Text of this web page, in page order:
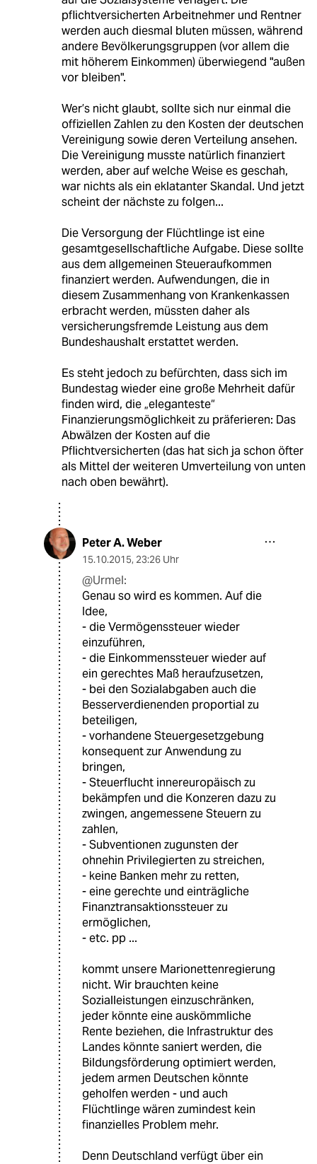
pflichtversicherten Arbeitnehmer und Rentner
werden auch diesmal bluten müssen, während
andere Bevölkerungsgruppen (vor allem die
mit höherem Einkommen) überwiegend "außen
vor bleiben".
Wer’s nicht glaubt, sollte sich nur einmal die
offiziellen Zahlen zu den Kosten der deutschen
Vereinigung sowie deren Verteilung ansehen.
Die Vereinigung musste natürlich finanziert
werden, aber auf welche Weise es geschah,
war nichts als ein eklatanter Skandal. Und jetzt
scheint der nächste zu folgen...
Die Versorgung der Flüchtlinge ist eine
gesamtgesellschaftliche Aufgabe. Diese sollte
aus dem allgemeinen Steueraufkommen
finanziert werden. Aufwendungen, die in
diesem Zusammenhang von Krankenkassen
erbracht werden, müssten daher als
versicherungsfremde Leistung aus dem
Bundeshaushalt erstattet werden.
Es steht jedoch zu befürchten, dass sich im
Bundestag wieder eine große Mehrheit dafür
finden wird, die „eleganteste“
Finanzierungsmöglichkeit zu präferieren: Das
Abwälzen der Kosten auf die
Pflichtversicherten (das hat sich ja schon öfter
als Mittel der weiteren Umverteilung von unten
nach oben bewährt).
Peter A. Weber
15.10.2015, 23:26 Uhr
@Urmel:
Genau so wird es kommen. Auf die
Idee,
- die Vermögenssteuer wieder
einzuführen,
- die Einkommenssteuer wieder auf
ein gerechtes Maß heraufzusetzen,
- bei den Sozialabgaben auch die
Besserverdienenden proportial zu
beteiligen,
- vorhandene Steuergesetzgebung
konsequent zur Anwendung zu
bringen,
- Steuerflucht innereuropäisch zu
bekämpfen und die Konzeren dazu zu
zwingen, angemessene Steuern zu
zahlen,
- Subventionen zugunsten der
ohnehin Privilegierten zu streichen,
- keine Banken mehr zu retten,
- eine gerechte und einträgliche
Finanztransaktionssteuer zu
ermöglichen,
- etc. pp ...
kommt unsere Marionettenregierung
nicht. Wir brauchten keine
Sozialleistungen einzuschränken,
jeder könnte eine auskömmliche
Rente beziehen, die Infrastruktur des
Landes könnte saniert werden, die
Bildungsförderung optimiert werden,
jedem armen Deutschen könnte
geholfen werden - und auch
Flüchtlinge wären zumindest kein
finanzielles Problem mehr.
Denn Deutschland verfügt über ein